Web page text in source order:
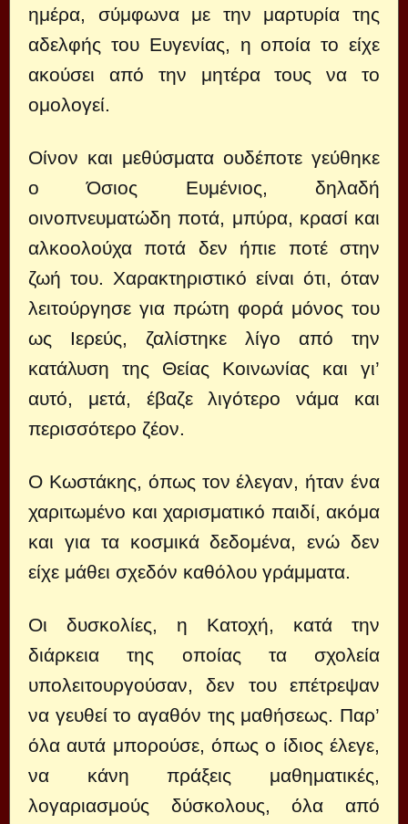
ημέρα, σύμφωνα με την μαρτυρία της
αδελφής του Ευγενίας, η οποία το είχε
ακούσει από την μητέρα τους να το
ομολογεί.
Οίνον και μεθύσματα ουδέποτε γεύθηκε
ο Όσιος Ευμένιος, δηλαδή
οινοπνευματώδη ποτά, μπύρα, κρασί και
αλκοολούχα ποτά δεν ήπιε ποτέ στην
ζωή του. Χαρακτηριστικό είναι ότι, όταν
λειτούργησε για πρώτη φορά μόνος του
ως Ιερεύς, ζαλίστηκε λίγο από την
κατάλυση της Θείας Κοινωνίας και γι’
αυτό, μετά, έβαζε λιγότερο νάμα και
περισσότερο ζέον.
Ο Κωστάκης, όπως τον έλεγαν, ήταν ένα
χαριτωμένο και χαρισματικό παιδί, ακόμα
και για τα κοσμικά δεδομένα, ενώ δεν
είχε μάθει σχεδόν καθόλου γράμματα.
Οι δυσκολίες, η Κατοχή, κατά την
διάρκεια της οποίας τα σχολεία
υπολειτουργούσαν, δεν του επέτρεψαν
να γευθεί το αγαθόν της μαθήσεως. Παρ’
όλα αυτά μπορούσε, όπως ο ίδιος έλεγε,
να κάνη πράξεις μαθηματικές,
λογαριασμούς δύσκολους, όλα από